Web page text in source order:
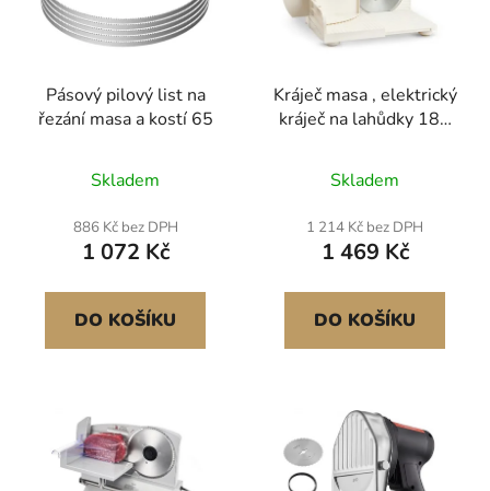
Pásový pilový list na
řezání masa a kostí 65
Skladem
886 Kč bez DPH
1 072 Kč
DO KOŠÍKU
Kráječ masa , elektrický
kráječ na lahůdky 180
mm, domácí kráječ masa
s rychlostí krájení 60–
90 ot./min., nastavitelná
tloušťka 0–15 mm, pro
mražené maso, šunku,
bagety a prvotřídní
steak Bezpečnostní
Skladem
1 214 Kč bez DPH
1 469 Kč
DO KOŠÍKU